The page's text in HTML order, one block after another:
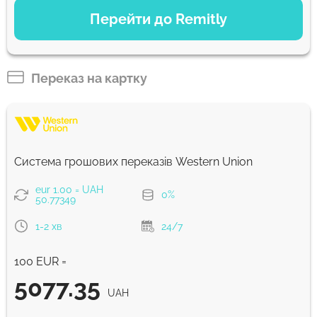
Перейти до Remitly
ВАРІАНТИ ОПЛАТИ
Економний
4967 UAH 5 д
4915 UAH
Комісія Strumok, завжди 0%
Переказ на картку
Система грошових переказів Western Union
eur 1.00 = UAH
50.77349
0%
1-2 хв 24/7
100 EUR =
5077.35 UAH